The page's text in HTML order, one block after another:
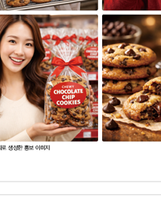
으로 수정하기
하는 Remix 기능
기 위한 챗GPT 활용하기
만들기
의 조합으로 음악 만들기